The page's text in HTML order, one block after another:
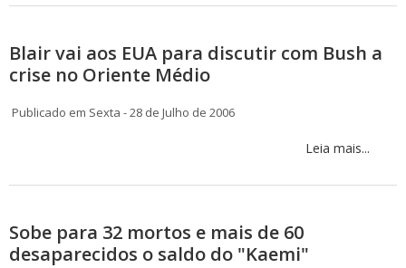
Blair vai aos EUA para discutir com Bush a
crise no Oriente Médio
Publicado em Sexta - 28 de Julho de 2006
Leia mais...
Sobe para 32 mortos e mais de 60
desaparecidos o saldo do "Kaemi"